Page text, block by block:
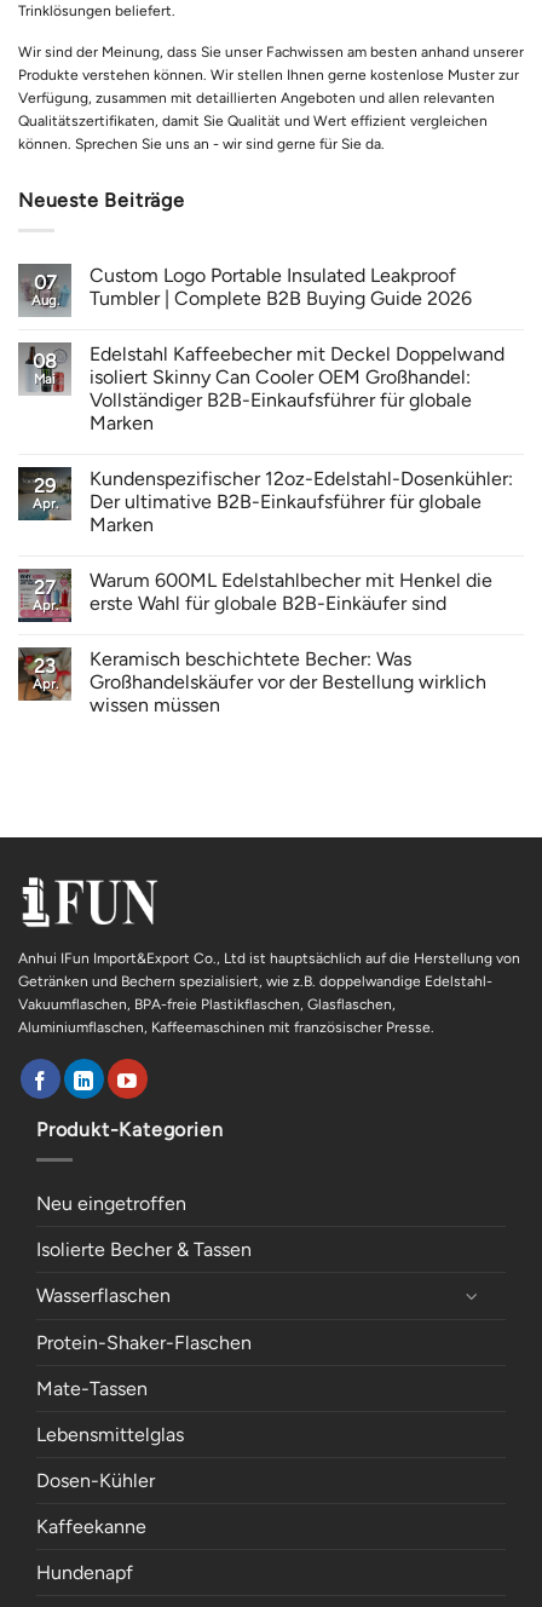
Trinklösungen beliefert.
Wir sind der Meinung, dass Sie unser Fachwissen am besten anhand unserer
Produkte verstehen können. Wir stellen Ihnen gerne kostenlose Muster zur
Verfügung, zusammen mit detaillierten Angeboten und allen relevanten
Qualitätszertifikaten, damit Sie Qualität und Wert effizient vergleichen
können. Sprechen Sie uns an - wir sind gerne für Sie da.
Neueste Beiträge
07
Aug.
Custom Logo Portable Insulated Leakproof
Tumbler | Complete B2B Buying Guide 2026
08
Mai
Edelstahl Kaffeebecher mit Deckel Doppelwand
isoliert Skinny Can Cooler OEM Großhandel:
Vollständiger B2B-Einkaufsführer für globale
Marken
29
Apr.
Kundenspezifischer 12oz-Edelstahl-Dosenkühler:
Der ultimative B2B-Einkaufsführer für globale
Marken
27
Apr.
Warum 600ML Edelstahlbecher mit Henkel die
erste Wahl für globale B2B-Einkäufer sind
23
Apr.
Keramisch beschichtete Becher: Was
Großhandelskäufer vor der Bestellung wirklich
wissen müssen
Anhui IFun Import&Export Co., Ltd ist hauptsächlich auf die Herstellung von
Getränken und Bechern spezialisiert, wie z.B. doppelwandige Edelstahl-
Vakuumflaschen, BPA-freie Plastikflaschen, Glasflaschen,
Aluminiumflaschen, Kaffeemaschinen mit französischer Presse.
Produkt-Kategorien
Neu eingetroffen
Isolierte Becher & Tassen
Wasserflaschen
Protein-Shaker-Flaschen
Mate-Tassen
Lebensmittelglas
Dosen-Kühler
Kaffeekanne
Hundenapf